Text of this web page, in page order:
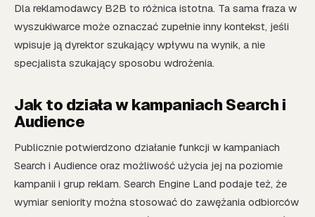
Dla reklamodawcy B2B to różnica istotna. Ta sama fraza w
wyszukiwarce może oznaczać zupełnie inny kontekst, jeśli
wpisuje ją dyrektor szukający wpływu na wynik, a nie
specjalista szukający sposobu wdrożenia.
Jak to działa w kampaniach Search i
Audience
Publicznie potwierdzono działanie funkcji w kampaniach
Search i Audience oraz możliwość użycia jej na poziomie
kampanii i grup reklam. Search Engine Land podaje też, że
wymiar seniority można stosować do zawężania odbiorców